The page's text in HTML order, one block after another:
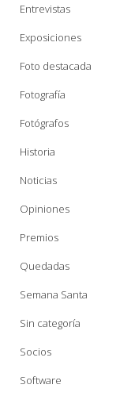
Entrevistas
Exposiciones
Foto destacada
Fotografía
Fotógrafos
Historia
Noticias
Opiniones
Premios
Quedadas
Semana Santa
Sin categoría
Socios
Software